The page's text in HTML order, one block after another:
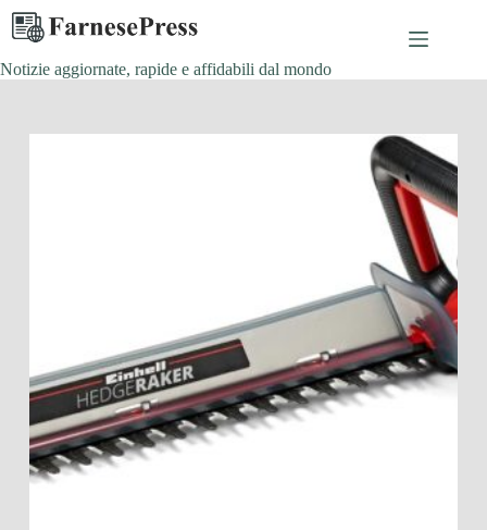
Salta
contenuto
Notizie aggiornate, rapide e affidabili dal mondo